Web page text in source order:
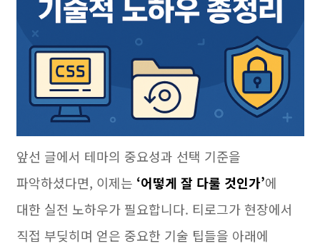
앞선 글에서 테마의 중요성과 선택 기준을
파악하셨다면, 이제는 ‘어떻게 잘 다룰 것인가’에
대한 실전 노하우가 필요합니다. 티로그가 현장에서
직접 부딪히며 얻은 중요한 기술 팁들을 아래에